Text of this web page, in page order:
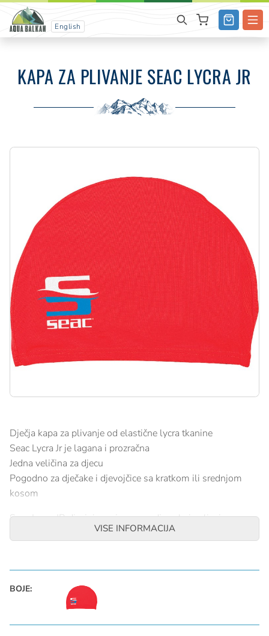
English
KAPA ZA PLIVANJE SEAC LYCRA JR
Dječja kapa za plivanje od elastične lycra tkanine
Seac Lycra Jr je lagana i prozračna
Jedna veličina za djecu
Pogodno za dječake i djevojčice sa kratkom ili srednjom
kosom
Seac Lycra JR dizajnirana je za svu djecu koja plivaju u
VISE INFORMACIJA
BOJE: